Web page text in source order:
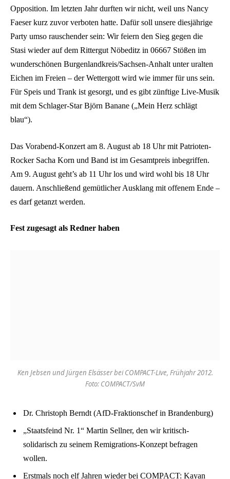
Opposition. Im letzten Jahr durften wir nicht, weil uns Nancy
Faeser kurz zuvor verboten hatte. Dafür soll unsere diesjährige
Party umso rauschender sein: Wir feiern den Sieg gegen die
Stasi wieder auf dem Rittergut Nöbeditz in 06667 Stößen im
wunderschönen Burgenlandkreis/Sachsen-Anhalt unter uralten
Eichen im Freien – der Wettergott wird wie immer für uns sein.
Für Speis und Trank ist gesorgt, und es gibt zünftige Live-Musik
mit dem Schlager-Star Björn Banane („Mein Herz schlägt
blau“).
Das Vorabend-Konzert am 8. August ab 18 Uhr mit Patrioten-
Rocker Sacha Korn und Band ist im Gesamtpreis inbegriffen.
Am 9. August geht’s ab 11 Uhr los und wird wohl bis 18 Uhr
dauern. Anschließend gemütlicher Ausklang mit offenem Ende –
es darf getanzt werden.
Fest zugesagt als Redner haben
Ken Jebsen und Jürgen Elsässer bei COMPACT-Live, Frühjahr 2012.
Foto: COMPACT/SvM
Dr. Christoph Berndt (AfD-Fraktionschef in Brandenburg)
„Staatsfeind Nr. 1“ Martin Sellner, den wir kritisch-
solidarisch zu seinem Remigrations-Konzept befragen
wollen.
Erstmals noch elf Jahren wieder bei COMPACT: Kayan